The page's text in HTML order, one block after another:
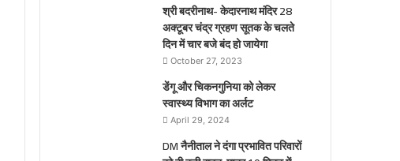
श्री बदरीनाथ- केदारनाथ मंदिर 28
अक्टूबर चंद्र ग्रहण सूतक के चलते
दिन में चार बजे बंद हो जायेगा
October 27, 2023
डेंगू और चिकनगुनिया को लेकर
स्वास्थ्य विभाग का अर्लट
April 29, 2024
DM नैनीताल ने दंगा प्रभावित परिवारों